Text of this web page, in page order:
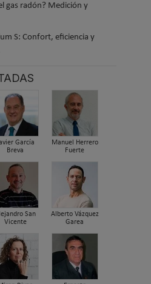
gas radón? Medición y
S: Confort, eficiencia y
García
Breva
Manuel Herrero
Fuerte
San
Vicente
Alberto Vázquez
Garea